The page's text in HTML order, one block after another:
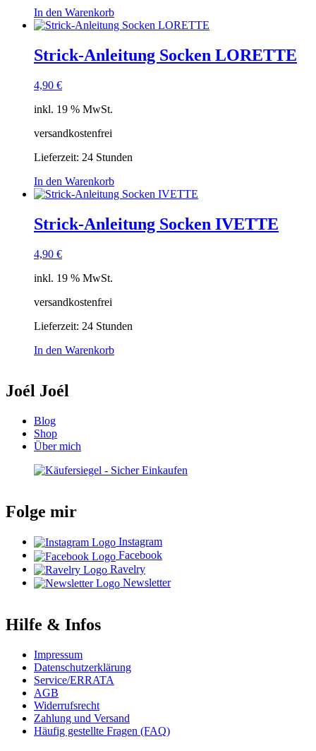
In den Warenkorb
Strick-Anleitung Socken LORETTE
4,90 €
inkl. 19 % MwSt.
versandkostenfrei
Lieferzeit: 24 Stunden
In den Warenkorb
Strick-Anleitung Socken IVETTE
4,90 €
inkl. 19 % MwSt.
versandkostenfrei
Lieferzeit: 24 Stunden
In den Warenkorb
Joél Joél
Blog
Shop
Über mich
Folge mir
Instagram
Facebook
Ravelry
Newsletter
Hilfe & Infos
Impressum
Datenschutzerklärung
Service/ERRATA
AGB
Widerrufsrecht
Zahlung und Versand
Häufig gestellte Fragen (FAQ)